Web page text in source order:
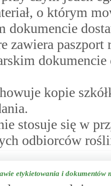
o którym
dokumencie
zawiera paszport
kopie
stosuje się w
odbiorców
etykietowania i dokumentów